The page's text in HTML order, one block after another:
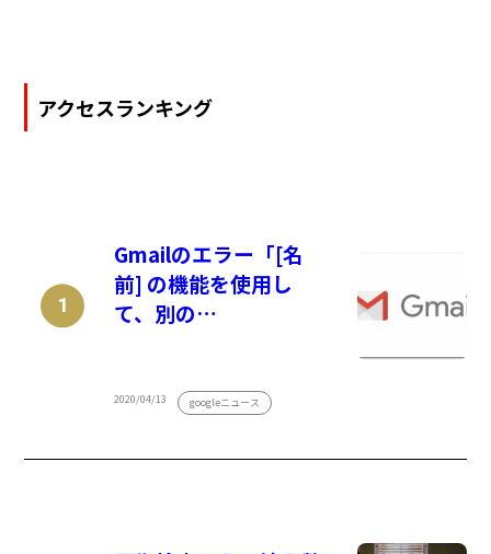
アクセスランキング
Gmailのエラー「[名
前] の機能を使用し
て、別の…
2020/04/13 googleニュース